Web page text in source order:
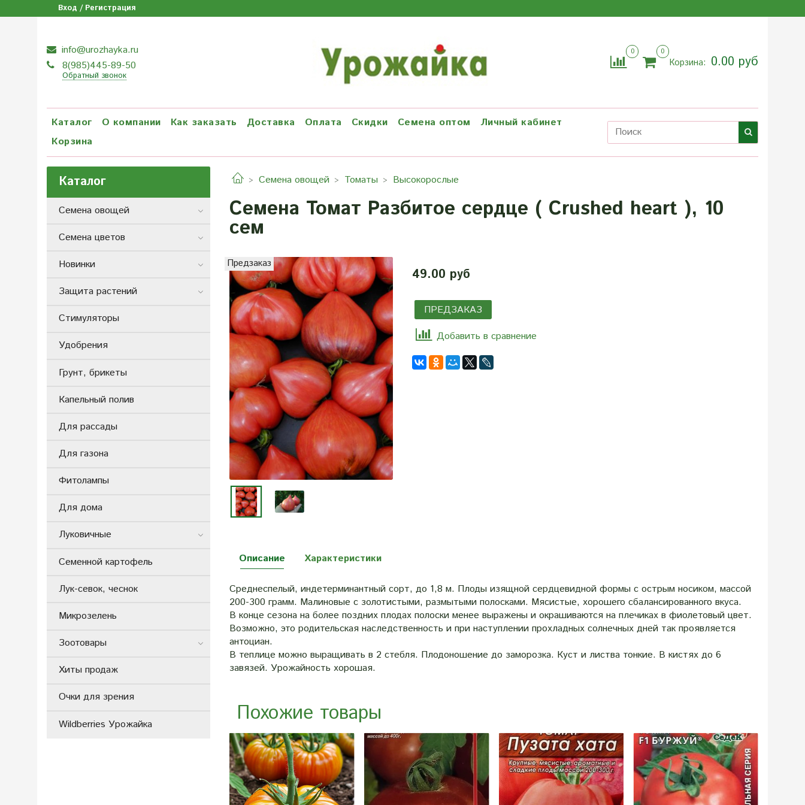
Вход / Регистрация
info@urozhayka.ru
8(985)445-89-50
Обратный звонок
0 0
Корзина: 0.00 руб
Каталог О компании Как заказать Доставка Оплата Скидки Семена оптом
Личный кабинет
Корзина
Семена овощей Томаты Высокорослые
Семена Томат Разбитое сердце ( Crushed heart ), 10
сем
Предзаказ
49.00 руб
ПРЕДЗАКАЗ
Добавить в сравнение
Описание
Среднеспелый, индетерминантный сорт, до 1,8 м. Плоды изящной сердцевидной формы с острым носиком, массой
200-300 грамм. Малиновые с золотистыми, размытыми полосками. Мясистые, хорошего сбалансированного вкуса.
В конце сезона на более поздних плодах полоски менее выражены и окрашиваются на плечиках в фиолетовый цвет.
Возможно, это родительская наследственность и при наступлении прохладных солнечных дней так проявляется
антоциан.
В теплице можно выращивать в 2 стебля. Плодоношение до заморозка. Куст и листва тонкие. В кистях до 6
завязей. Урожайность хорошая.
Характеристики
Похожие товары
Каталог
Семена овощей
Семена цветов
Новинки
Защита растений
Стимуляторы
Удобрения
Грунт, брикеты
Капельный полив
Для рассады
Для газона
Фитолампы
Для дома
Луковичные
Семенной картофель
Лук-севок, чеснок
Микрозелень
Зоотовары
Хиты продаж
Очки для зрения
Wildberries Урожайка